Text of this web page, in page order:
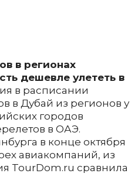
в регионах
дешевле улететь в
в расписании
в Дубай из регионов у
городов
в ОАЭ.
в конце октября
авиакомпаний, из
TourDom.ru сравнила